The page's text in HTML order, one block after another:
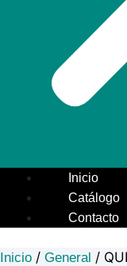
Inicio
Catálogo
Contacto
Inicio / General /